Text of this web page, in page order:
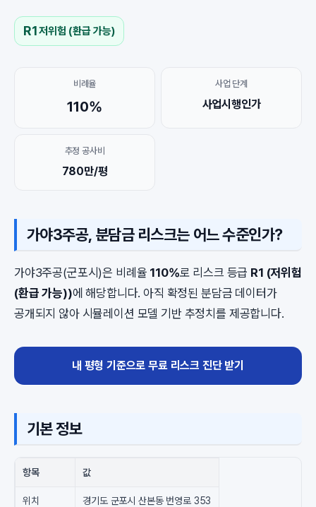
R1저위험 (환급 가능)
비례율
110%
사업 단계
사업시행인가
추정 공사비
780만/평
가야3주공, 분담금 리스크는 어느 수준인가?
가야3주공(군포시)은 비례율 110%로 리스크 등급 R1 (저위험
(환급 가능))에 해당합니다. 아직 확정된 분담금 데이터가
공개되지 않아 시뮬레이션 모델 기반 추정치를 제공합니다.
내 평형 기준으로 무료 리스크 진단 받기
기본 정보
항목 값
위치 경기도 군포시 산본동 번영로 353